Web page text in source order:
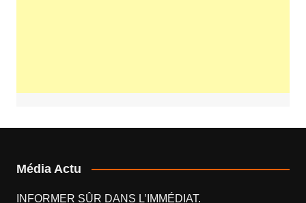
Média Actu
INFORMER SÛR DANS L’IMMÉDIAT.